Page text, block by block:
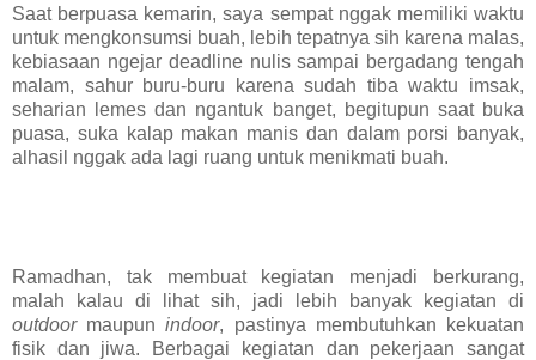
Saat berpuasa kemarin, saya sempat nggak memiliki waktu
untuk mengkonsumsi buah, lebih tepatnya sih karena malas,
kebiasaan ngejar deadline nulis sampai bergadang tengah
malam, sahur buru-buru karena sudah tiba waktu imsak,
seharian lemes dan ngantuk banget, begitupun saat buka
puasa, suka kalap makan manis dan dalam porsi banyak,
alhasil nggak ada lagi ruang untuk menikmati buah.
Ramadhan, tak membuat kegiatan menjadi berkurang,
malah kalau di lihat sih, jadi lebih banyak kegiatan di
outdoormaupunindoor, pastinya membutuhkan kekuatan
fisik dan jiwa. Berbagai kegiatan dan pekerjaan sangat